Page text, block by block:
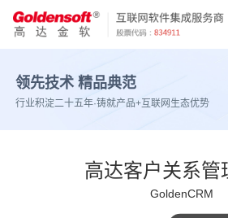
领先技术 精品典范
行业积淀二十五年·铸就产品+互联网生态优势
高达客户关系管
GoldenCRM